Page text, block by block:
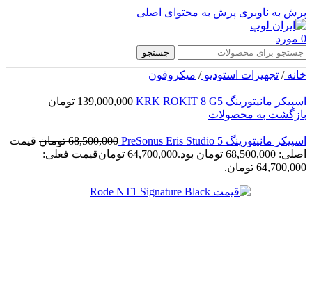
پرش به ناوبری پرش به محتوای اصلی
0 مورد
جستجو
خانه/ تجهیزات استودیو/ میکروفون
اسپیکر مانیتورینگ KRK ROKIT 8 G5 139,000,000 تومان
بازگشت به محصولات
اسپیکر مانیتورینگ PreSonus Eris Studio 5 68,500,000 تومان قیمت
اصلی: 68,500,000 تومان بود.
64,700,000 تومانقیمت فعلی:
64,700,000 تومان.